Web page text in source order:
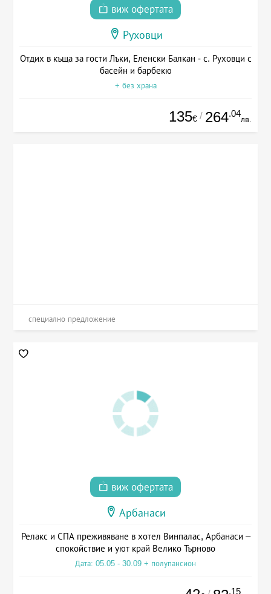
виж офертата
Руховци
Отдих в къща за гости Лъки, Еленски Балкан - с. Руховци с
басейн и барбекю
+ без храна
135€ / 264.04
лв.
специално предложение
виж офертата
Арбанаси
Релакс и СПА преживяване в хотел Винпалас, Арбанаси –
спокойствие и уют край Велико Търново
Дата: 05.05 - 30.09 + полупансион
.15